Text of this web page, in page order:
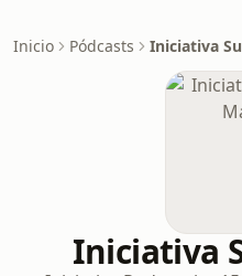
Inicio Pódcasts Iniciativa
Iniciativa